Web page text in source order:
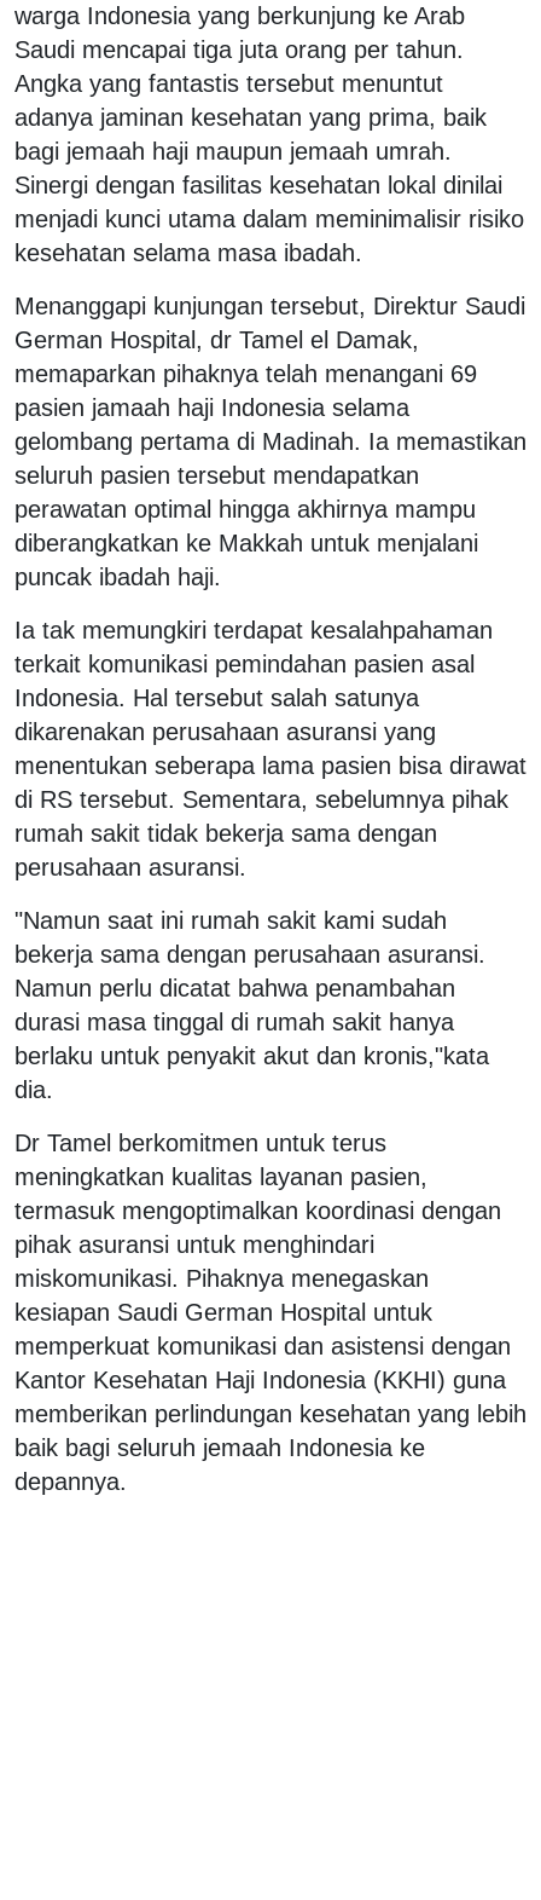
warga Indonesia yang berkunjung ke Arab
Saudi mencapai tiga juta orang per tahun.
Angka yang fantastis tersebut menuntut
adanya jaminan kesehatan yang prima, baik
bagi jemaah haji maupun jemaah umrah.
Sinergi dengan fasilitas kesehatan lokal dinilai
menjadi kunci utama dalam meminimalisir risiko
kesehatan selama masa ibadah.
Menanggapi kunjungan tersebut, Direktur Saudi
German Hospital, dr Tamel el Damak,
memaparkan pihaknya telah menangani 69
pasien jamaah haji Indonesia selama
gelombang pertama di Madinah. Ia memastikan
seluruh pasien tersebut mendapatkan
perawatan optimal hingga akhirnya mampu
diberangkatkan ke Makkah untuk menjalani
puncak ibadah haji.
Ia tak memungkiri terdapat kesalahpahaman
terkait komunikasi pemindahan pasien asal
Indonesia. Hal tersebut salah satunya
dikarenakan perusahaan asuransi yang
menentukan seberapa lama pasien bisa dirawat
di RS tersebut. Sementara, sebelumnya pihak
rumah sakit tidak bekerja sama dengan
perusahaan asuransi.
"Namun saat ini rumah sakit kami sudah
bekerja sama dengan perusahaan asuransi.
Namun perlu dicatat bahwa penambahan
durasi masa tinggal di rumah sakit hanya
berlaku untuk penyakit akut dan kronis,"kata
dia.
Dr Tamel berkomitmen untuk terus
meningkatkan kualitas layanan pasien,
termasuk mengoptimalkan koordinasi dengan
pihak asuransi untuk menghindari
miskomunikasi. Pihaknya menegaskan
kesiapan Saudi German Hospital untuk
memperkuat komunikasi dan asistensi dengan
Kantor Kesehatan Haji Indonesia (KKHI) guna
memberikan perlindungan kesehatan yang lebih
baik bagi seluruh jemaah Indonesia ke
depannya.